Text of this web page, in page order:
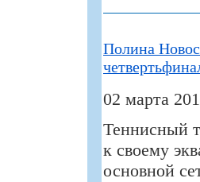
Полина
02 марта
Теннисный
к своему
основной